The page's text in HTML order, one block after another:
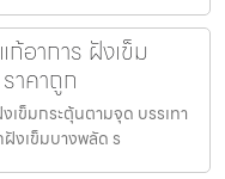
อาการ ฝังเข็ม
าคาถูก
ข็มกระตุ้นตามจุด บรรเทา
งเข็มบางพลัด ร